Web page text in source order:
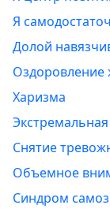
Я
Долой
Оздоровление
Харизма
Снятие
Объемное
Синдром